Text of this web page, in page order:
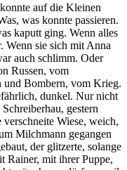
auf die Kleinen
was konnte passieren.
kaputt ging. Wenn alles
Wenn sie sich mit Anna
auch schlimm. Oder
Russen, vom
und Bombern, vom Krieg.
dunkel. Nur nicht
gestern
Wiese, weich,
Milchmann gegangen
der glitzerte, solange
Rainer, mit ihrer Puppe,